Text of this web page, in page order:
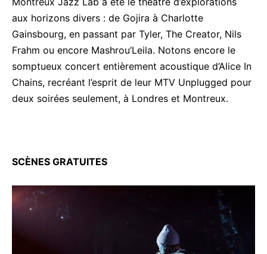
aux horizons divers : de Gojira à Charlotte
Gainsbourg, en passant par Tyler, The Creator, Nils
Frahm ou encore Mashrou’Leila. Notons encore le
somptueux concert entièrement acoustique d’Alice In
Chains, recréant l’esprit de leur MTV Unplugged pour
deux soirées seulement, à Londres et Montreux.
SCÈNES GRATUITES